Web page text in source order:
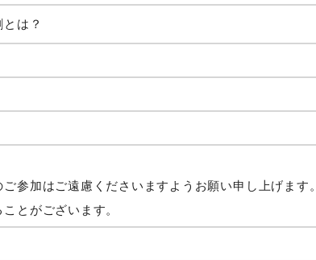
は？
参加はご遠慮くださいますようお願い申し上げます。
とがございます。